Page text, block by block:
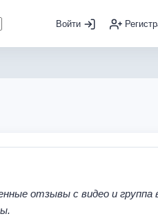
Войти
отзывы с видео и группа